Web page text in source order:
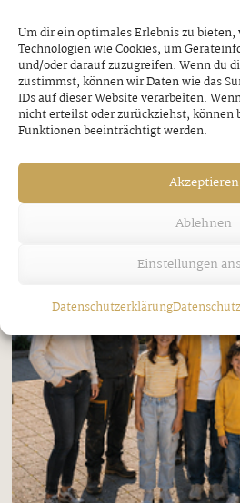
Um dir ein optimales Erlebnis zu
Technologien wie Cookies, um
und/oder darauf zuzugreifen. Wenn du
zustimmst, können wir Daten wie das
IDs auf dieser Website verarbeiten.
nicht erteilst oder zurückziehst,
Funktionen beeinträchtigt werden.
Akzeptieren
Ablehnen
Einstellungen
Datenschutzerklärung